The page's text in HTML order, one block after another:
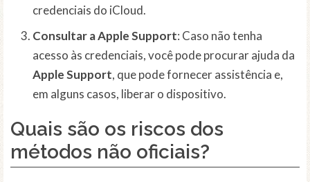
credenciais do iCloud.
Consultar a Apple Support: Caso não tenha
acesso às credenciais, você pode procurar ajuda da
Apple Support, que pode fornecer assistência e,
em alguns casos, liberar o dispositivo.
Quais são os riscos dos
métodos não oficiais?